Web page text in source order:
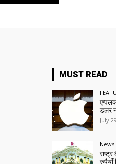
MUST READ
डलर
July
News
रुपैयाँ